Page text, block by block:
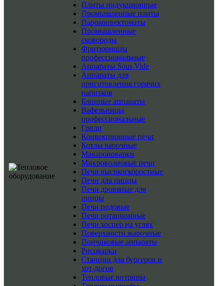
Плиты индукционные
Промышленные плиты
Пароконвектоматы
Промышленные
сковороды
Фритюрницы
профессиональные
Аппараты Sous Vide
Аппараты для
приготовления горячих
напитков
Блинные аппараты
Вафельницы
профессиональные
Грили
Конвекционные печи
Котлы варочные
Макароноварки
Микроволновые печи
Печи высокоскоростные
Печи для пиццы
Печи дровяные для
пиццы
Печи подовые
Печи ротационные
Печи хоспер на углях
Поверхности жарочные
Пончиковые аппараты
Рисоварки
Станции для бургеров и
хот-догов
Тепловые витрины